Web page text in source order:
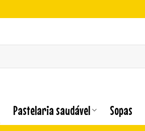
Pastelaria saudável Sopas